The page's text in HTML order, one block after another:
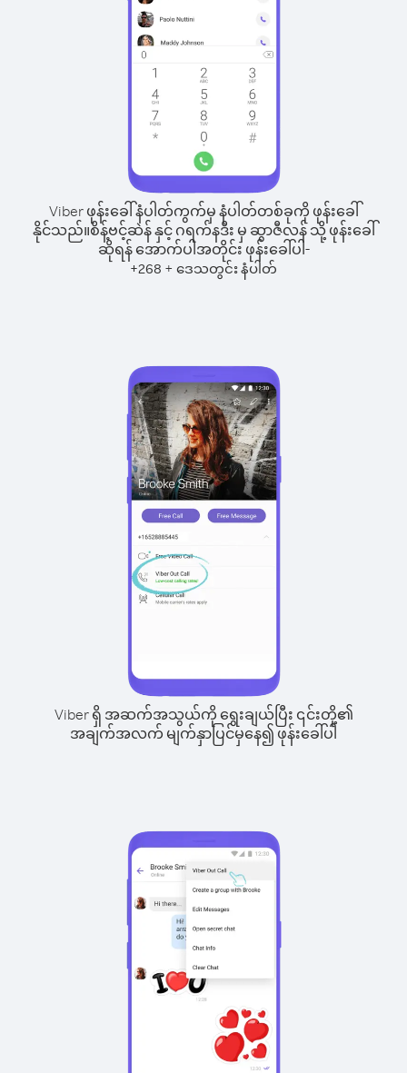
Viber ဖုန်းခေါ်နံပါတ်ကွက်မှ နံပါတ်တစ်ခုကို ဖုန်းခေါ်
နိုင်သည်။စိန့်ဗင့်ဆဲန် နှင့် ဂရက်နဒီး မှ ဆွာဇီလန် သို့ ဖုန်းခေါ်
ဆိုရန် အောက်ပါအတိုင်း ဖုန်းခေါ်ပါ-
+268 + ဒေသတွင်း နံပါတ်
Viber ရှိ အဆက်အသွယ်ကို ရွေးချယ်ပြီး ၎င်းတို့၏
အချက်အလက် မျက်နှာပြင်မှနေ၍ ဖုန်းခေါ်ပါ